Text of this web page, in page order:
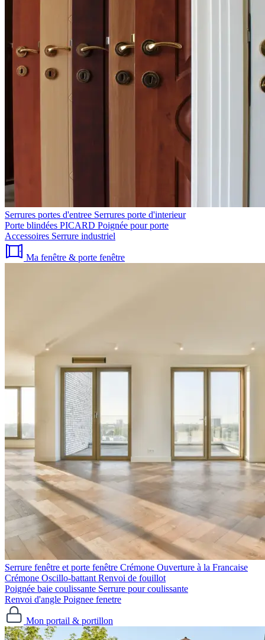
Serrures portes d'entree Serrures porte d'interieur
Porte blindées PICARD Poignée pour porte
Accessoires Serrure industriel
Ma fenêtre & porte fenêtre
Serrure fenêtre et porte fenêtre
Crémone Ouverture à la Francaise
Crémone Oscillo-battant Renvoi de fouillot
Poignée baie coulissante Serrure pour coulissante
Renvoi d'angle Poignee fenetre
Mon portail & portillon